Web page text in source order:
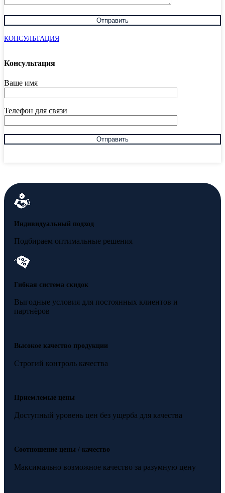
КОНСУЛЬТАЦИЯ
Консультация
Ваше имя
Телефон для связи
Индивидуальный подход
Подбираем оптимальные решения
Гибкая система скидок
Выгодные условия для постоянных клиентов и
партнёров
Высокое качество продукции
Строгий контроль качества
Приемлемые цены
Доступный уровень цен без ущерба для качества
Соотношение цены / качество
Максимально возможное качество за разумную цену